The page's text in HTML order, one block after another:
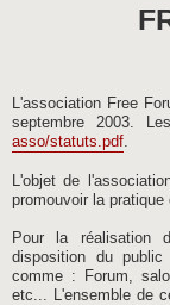
L'association Free
septembre 2003.
asso/statuts.pdf.
L'objet de
promouvoir la pratique
Pour la réalisation
disposition du
comme : Forum,
etc... L'ensemble de